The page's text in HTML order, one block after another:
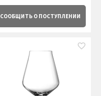
СООБЩИТЬ О ПОСТУПЛЕНИИ